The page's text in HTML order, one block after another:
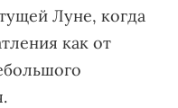
Луне, когда
как от